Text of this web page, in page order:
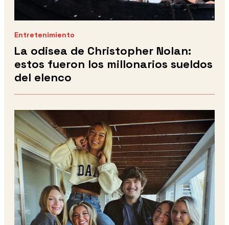
Entretenimiento
La odisea de Christopher Nolan:
estos fueron los millonarios sueldos
del elenco